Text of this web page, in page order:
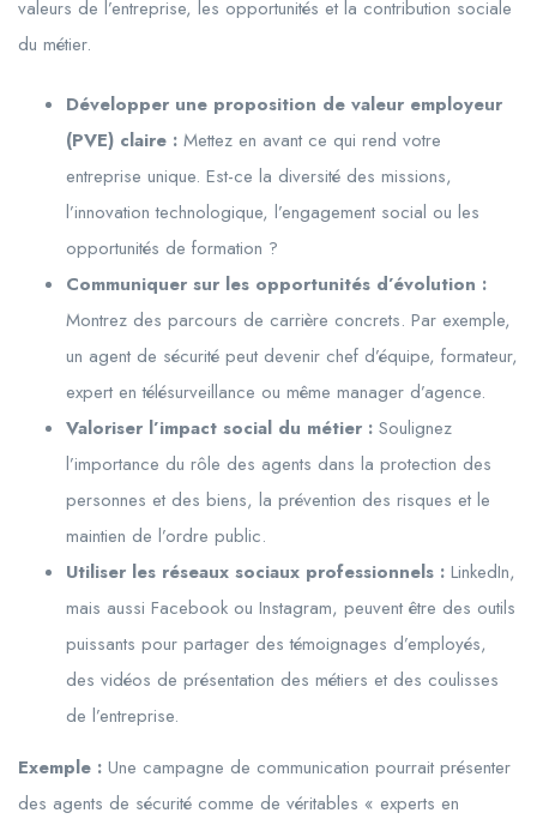
valeurs de l’entreprise, les opportunités et la contribution sociale
du métier.
Développer une proposition de valeur employeur
(PVE) claire : Mettez en avant ce qui rend votre
entreprise unique. Est-ce la diversité des missions,
l’innovation technologique, l’engagement social ou les
opportunités de formation ?
Communiquer sur les opportunités d’évolution :
Montrez des parcours de carrière concrets. Par exemple,
un agent de sécurité peut devenir chef d’équipe, formateur,
expert en télésurveillance ou même manager d’agence.
Valoriser l’impact social du métier : Soulignez
l’importance du rôle des agents dans la protection des
personnes et des biens, la prévention des risques et le
maintien de l’ordre public.
Utiliser les réseaux sociaux professionnels : LinkedIn,
mais aussi Facebook ou Instagram, peuvent être des outils
puissants pour partager des témoignages d’employés,
des vidéos de présentation des métiers et des coulisses
de l’entreprise.
Exemple : Une campagne de communication pourrait présenter
des agents de sécurité comme de véritables « experts en